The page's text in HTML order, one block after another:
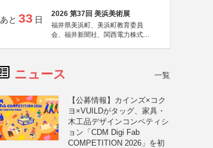
あと 33 日
2026 第37回 美浜美術展
福井県美浜町、美浜町教育委員
会、福井新聞社、関西電力株式会
ニュース 一覧
【公募情報】カインズ×コク
ヨ×VUILDがタッグ、家具・
木工品デザインコンペティシ
ョン「CDM Digi Fab
COMPETITION 2026」を初